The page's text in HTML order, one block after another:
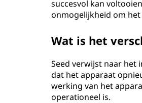
succesvol kan
onmogelijkheid om
Wat is het
Seed verwijst naar het
dat het apparaat
werking van het
operationeel is.